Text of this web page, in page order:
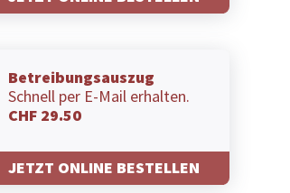
Betreibungsauszug
Schnell per E-Mail erhalten.
CHF 29.50
JETZT ONLINE BESTELLEN